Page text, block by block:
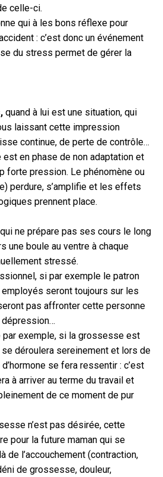
celle-ci.
qui à les bons réflexe pour
: c’est donc un événement
du stress permet de gérer la
quand à lui est une situation, qui
laissant cette impression
continue, de perte de contrôle…
en phase de non adaptation et
forte pression. Le phénomène ou
perdure, s’amplifie et les effets
prennent place.
ne prépare pas ses cours le long
une boule au ventre à chaque
stressé.
si par exemple le patron
seront toujours sur les
pas affronter cette personne
dépression…
par exemple, si la grossesse est
déroulera sereinement et lors de
d’hormone se fera ressentir : c’est
à arriver au terme du travail et
de ce moment de pur
n’est pas désirée, cette
pour la future maman qui se
de l’accouchement (contraction,
de grossesse, douleur,